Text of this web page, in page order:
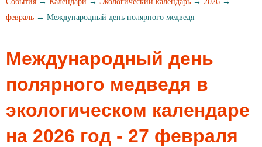
февраль → Международный день полярного медведя
Международный день
полярного медведя в
экологическом календаре
на 2026 год - 27 февраля